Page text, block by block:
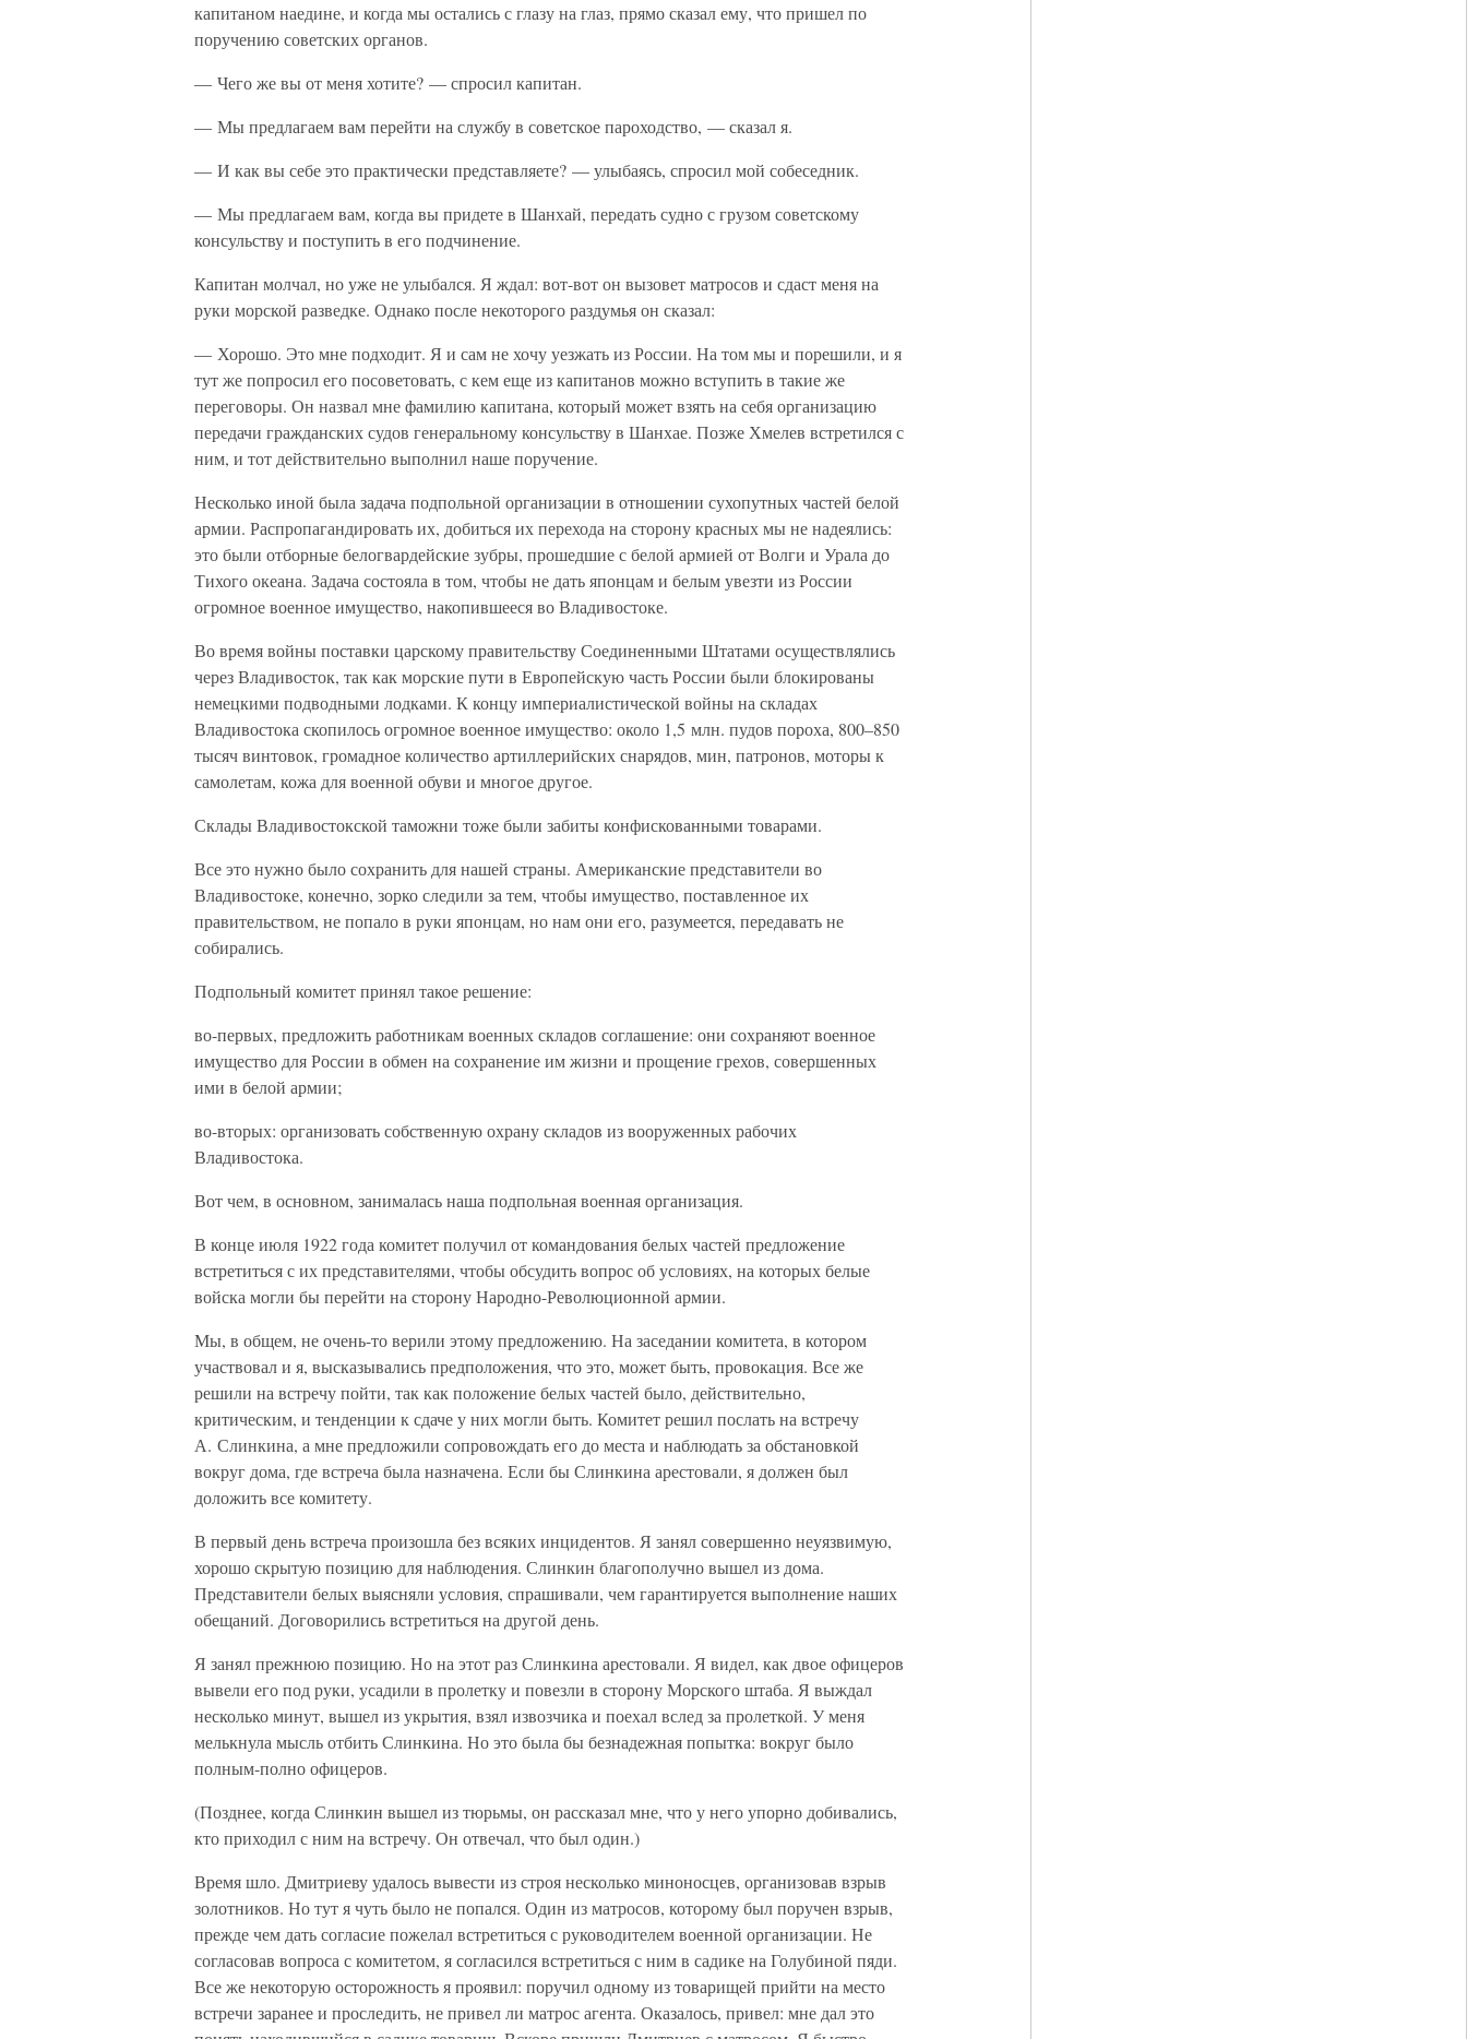
капитаном наедине, и когда мы остались с глазу на глаз, прямо сказал ему, что пришел по
поручению советских органов.
— Чего же вы от меня хотите? — спросил капитан.
— Мы предлагаем вам перейти на службу в советское пароходство, — сказал я.
— И как вы себе это практически представляете? — улыбаясь, спросил мой собеседник.
— Мы предлагаем вам, когда вы придете в Шанхай, передать судно с грузом советскому
консульству и поступить в его подчинение.
Капитан молчал, но уже не улыбался. Я ждал: вот-вот он вызовет матросов и сдаст меня на
руки морской разведке. Однако после некоторого раздумья он сказал:
— Хорошо. Это мне подходит. Я и сам не хочу уезжать из России. На том мы и порешили, и я
тут же попросил его посоветовать, с кем еще из капитанов можно вступить в такие же
переговоры. Он назвал мне фамилию капитана, который может взять на себя организацию
передачи гражданских судов генеральному консульству в Шанхае. Позже Хмелев встретился с
ним, и тот действительно выполнил наше поручение.
Несколько иной была задача подпольной организации в отношении сухопутных частей белой
армии. Распропагандировать их, добиться их перехода на сторону красных мы не надеялись:
это были отборные белогвардейские зубры, прошедшие с белой армией от Волги и Урала до
Тихого океана. Задача состояла в том, чтобы не дать японцам и белым увезти из России
огромное военное имущество, накопившееся во Владивостоке.
Во время войны поставки царскому правительству Соединенными Штатами осуществлялись
через Владивосток, так как морские пути в Европейскую часть России были блокированы
немецкими подводными лодками. К концу империалистической войны на складах
Владивостока скопилось огромное военное имущество: около 1,5 млн. пудов пороха, 800–850
тысяч винтовок, громадное количество артиллерийских снарядов, мин, патронов, моторы к
самолетам, кожа для военной обуви и многое другое.
Склады Владивостокской таможни тоже были забиты конфискованными товарами.
Все это нужно было сохранить для нашей страны. Американские представители во
Владивостоке, конечно, зорко следили за тем, чтобы имущество, поставленное их
правительством, не попало в руки японцам, но нам они его, разумеется, передавать не
собирались.
Подпольный комитет принял такое решение:
во-первых, предложить работникам военных складов соглашение: они сохраняют военное
имущество для России в обмен на сохранение им жизни и прощение грехов, совершенных
ими в белой армии;
во-вторых: организовать собственную охрану складов из вооруженных рабочих
Владивостока.
Вот чем, в основном, занималась наша подпольная военная организация.
В конце июля 1922 года комитет получил от командования белых частей предложение
встретиться с их представителями, чтобы обсудить вопрос об условиях, на которых белые
войска могли бы перейти на сторону Народно-Революционной армии.
Мы, в общем, не очень-то верили этому предложению. На заседании комитета, в котором
участвовал и я, высказывались предположения, что это, может быть, провокация. Все же
решили на встречу пойти, так как положение белых частей было, действительно,
критическим, и тенденции к сдаче у них могли быть. Комитет решил послать на встречу
А. Слинкина, а мне предложили сопровождать его до места и наблюдать за обстановкой
вокруг дома, где встреча была назначена. Если бы Слинкина арестовали, я должен был
доложить все комитету.
В первый день встреча произошла без всяких инцидентов. Я занял совершенно неуязвимую,
хорошо скрытую позицию для наблюдения. Слинкин благополучно вышел из дома.
Представители белых выясняли условия, спрашивали, чем гарантируется выполнение наших
обещаний. Договорились встретиться на другой день.
Я занял прежнюю позицию. Но на этот раз Слинкина арестовали. Я видел, как двое офицеров
вывели его под руки, усадили в пролетку и повезли в сторону Морского штаба. Я выждал
несколько минут, вышел из укрытия, взял извозчика и поехал вслед за пролеткой. У меня
мелькнула мысль отбить Слинкина. Но это была бы безнадежная попытка: вокруг было
полным-полно офицеров.
(Позднее, когда Слинкин вышел из тюрьмы, он рассказал мне, что у него упорно добивались,
кто приходил с ним на встречу. Он отвечал, что был один.)
Время шло. Дмитриеву удалось вывести из строя несколько миноносцев, организовав взрыв
золотников. Но тут я чуть было не попался. Один из матросов, которому был поручен взрыв,
прежде чем дать согласие пожелал встретиться с руководителем военной организации. Не
согласовав вопроса с комитетом, я согласился встретиться с ним в садике на Голубиной пяди.
Все же некоторую осторожность я проявил: поручил одному из товарищей прийти на место
встречи заранее и проследить, не привел ли матрос агента. Оказалось, привел: мне дал это